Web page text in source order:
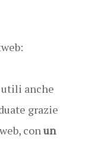
anche
grazie
conun